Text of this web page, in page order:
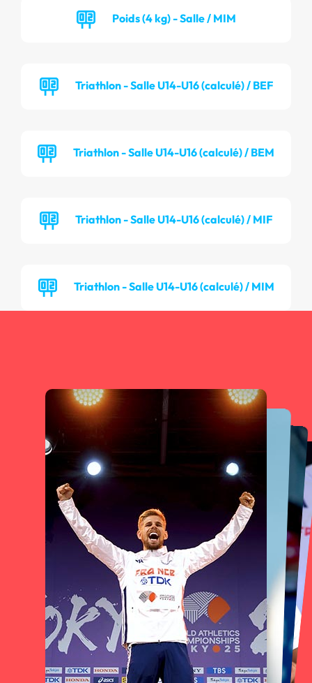
Poids (4 kg) - Salle / MIM
Triathlon - Salle U14-U16 (calculé) / BEF
Triathlon - Salle U14-U16 (calculé) / BEM
Triathlon - Salle U14-U16 (calculé) / MIF
Triathlon - Salle U14-U16 (calculé) / MIM